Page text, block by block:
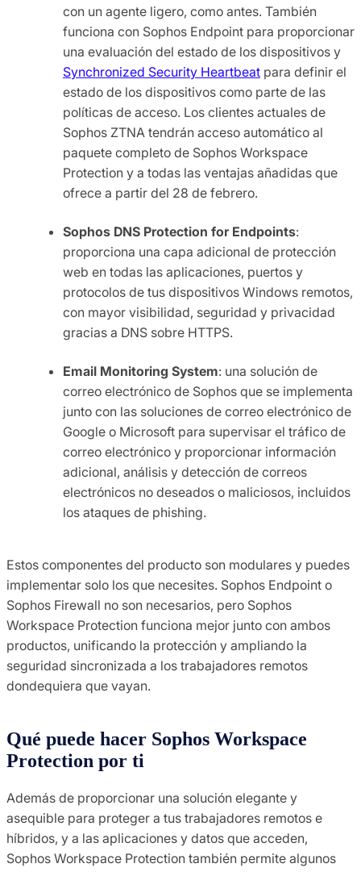
con un agente ligero, como antes. También
funciona con Sophos Endpoint para proporcionar
una evaluación del estado de los dispositivos y
Synchronized Security Heartbeat para definir el
estado de los dispositivos como parte de las
políticas de acceso. Los clientes actuales de
Sophos ZTNA tendrán acceso automático al
paquete completo de Sophos Workspace
Protection y a todas las ventajas añadidas que
ofrece a partir del 28 de febrero.
Sophos DNS Protection for Endpoints:
proporciona una capa adicional de protección
web en todas las aplicaciones, puertos y
protocolos de tus dispositivos Windows remotos,
con mayor visibilidad, seguridad y privacidad
gracias a DNS sobre HTTPS.
Email Monitoring System: una solución de
correo electrónico de Sophos que se implementa
junto con las soluciones de correo electrónico de
Google o Microsoft para supervisar el tráfico de
correo electrónico y proporcionar información
adicional, análisis y detección de correos
electrónicos no deseados o maliciosos, incluidos
los ataques de phishing.
Estos componentes del producto son modulares y puedes
implementar solo los que necesites. Sophos Endpoint o
Sophos Firewall no son necesarios, pero Sophos
Workspace Protection funciona mejor junto con ambos
productos, unificando la protección y ampliando la
seguridad sincronizada a los trabajadores remotos
dondequiera que vayan.
Qué puede hacer Sophos Workspace
Protection por ti
Además de proporcionar una solución elegante y
asequible para proteger a tus trabajadores remotos e
híbridos, y a las aplicaciones y datos que acceden,
Sophos Workspace Protection también permite algunos